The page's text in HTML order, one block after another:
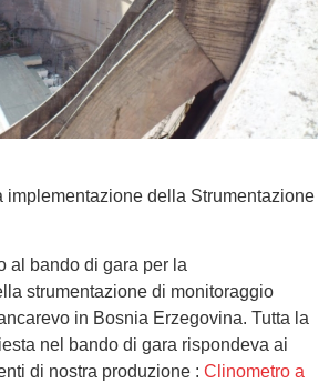
implementazione della Strumentazione
al bando di gara per la
strumentazione di monitoraggio
in Bosnia Erzegovina. Tutta la
nel bando di gara rispondeva ai
di nostra produzione : Clinometro a